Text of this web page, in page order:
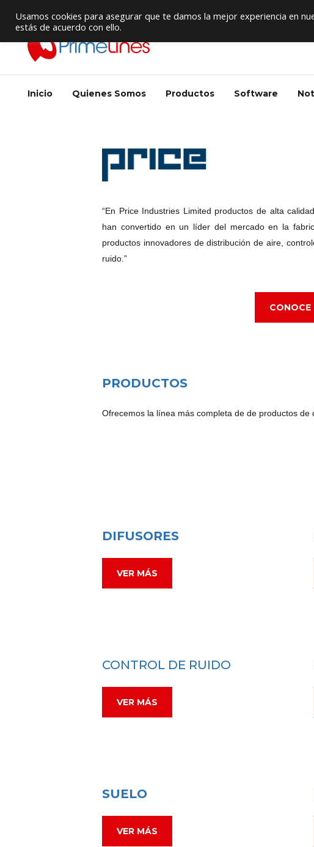
Inicio Quienes Somos Productos Software
“En Price Industries Limited productos de alta
han convertido en un líder del mercado en la
productos innovadores de distribución de aire,
ruido.”
CONOCE
PRODUCTOS
Ofrecemos la línea más completa de de productos
DIFUSORES
VER MÁS
CONTROL DE RUIDO
VER MÁS
SUELO
VER MÁS
Usamos cookies para asegurar que te damos la mejor experiencia en
estás de acuerdo con ello.